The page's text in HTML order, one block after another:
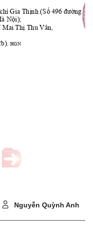
Gia Thịnh (Số 496 đường
à Nội);
Mai Thị Thu Vân,
HGN
Nguyễn Quỳnh Anh